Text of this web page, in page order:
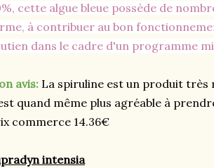
cette algue bleue possède de
à contribuer au bon
dans le cadre d'un programme
avis: La spiruline est un produit très
quand même plus agréable à
commerce 14.36€
intensia